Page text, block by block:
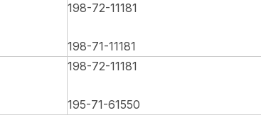
198-72-11181
198-71-11181
198-72-11181
195-71-61550